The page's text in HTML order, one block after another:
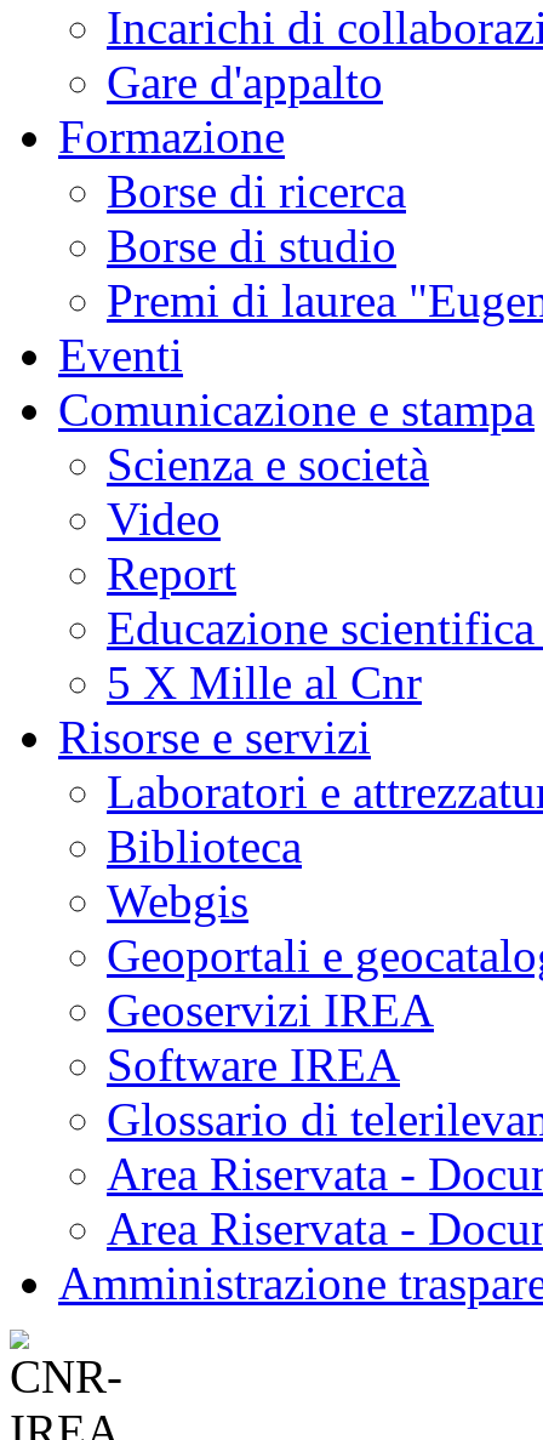
Incarichi di
Gare d'appalto
Formazione
Borse di ricerca
Borse di studio
Premi di laurea
Eventi
Comunicazione e stampa
Scienza e società
Video
Report
Educazione
5 X Mille al Cnr
Risorse e servizi
Laboratori e
Biblioteca
Webgis
Geoportali e
Geoservizi IREA
Software IREA
Glossario di
Area Riservata -
Area Riservata -
Amministrazione